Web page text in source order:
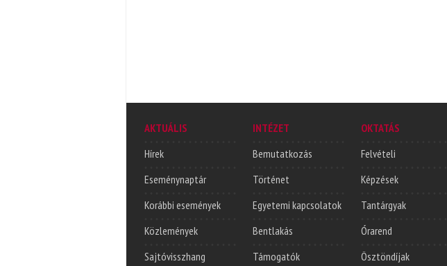
AKTUÁLIS
Hírek
Eseménynaptár
Korábbi események
Közlemények
Sajtóvisszhang
INTÉZET
Bemutatkozás
Történet
Egyetemi kapcsolatok
Bentlakás
Támogatók
OKTATÁS
Felvételi
Képzések
Tantárgyak
Órarend
Ösztöndíjak